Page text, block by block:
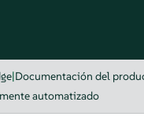
|Documentación del
automatizado